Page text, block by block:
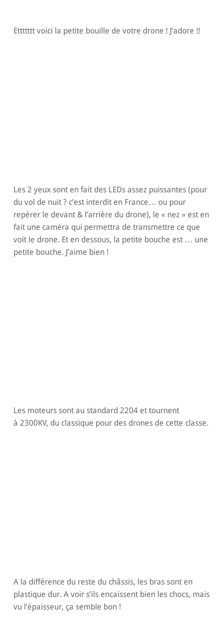
Ettttttt voici la petite bouille de votre drone ! J’adore !!
Les 2 yeux sont en fait des LEDs assez puissantes (pour
du vol de nuit ? c’est interdit en France… ou pour
repérer le devant & l’arrière du drone), le « nez » est en
fait une caméra qui permettra de transmettre ce que
voit le drone. Et en dessous, la petite bouche est … une
petite bouche. J’aime bien !
Les moteurs sont au standard 2204 et tournent
à 2300KV, du classique pour des drones de cette classe.
A la différence du reste du châssis, les bras sont en
plastique dur. A voir s’ils encaissent bien les chocs, mais
vu l’épaisseur, ça semble bon !